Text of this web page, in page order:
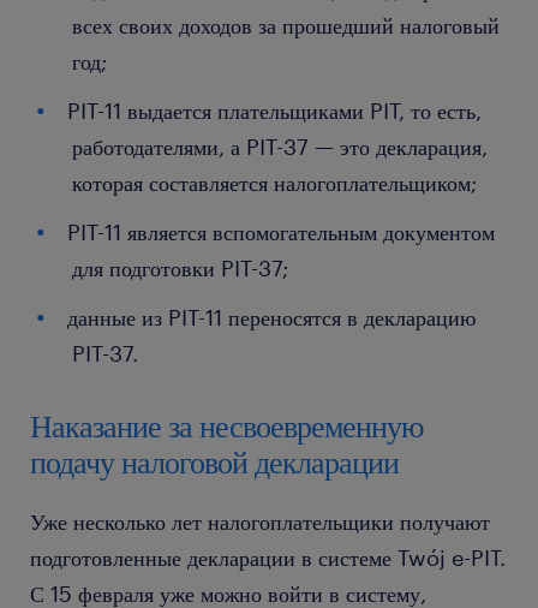
всех своих доходов за прошедший налоговый
год;
PIT-11 выдается плательщиками PIT, то есть,
работодателями, а PIT-37 — это декларация,
которая составляется налогоплательщиком;
PIT-11 является вспомогательным документом
для подготовки PIT-37;
данные из PIT-11 переносятся в декларацию
PIT-37.
Наказание за несвоевременную
подачу налоговой декларации
Уже несколько лет налогоплательщики получают
подготовленные декларации в системе Twój e-PIT.
С 15 февраля уже можно войти в систему,